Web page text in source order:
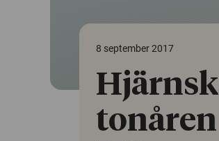
8 september 2017